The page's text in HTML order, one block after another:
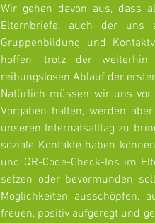
Wir gehen davon aus, dass
Elternbriefe, auch der uns
Gruppenbildung und
hoffen, trotz der weiterhin
reibungslosen Ablauf der
Natürlich müssen wir uns
Vorgaben halten, werden
unseren Internatsalltag zu
soziale Kontakte haben
und QR-Code-Check-Ins im
setzen oder bevormunden
Möglichkeiten ausschöpfen,
freuen, positiv aufgeregt und